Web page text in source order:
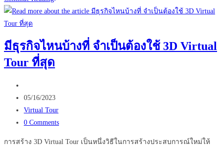
Events
ธุรกิจ
ของ
หรือ
ไม่
มีธุรกิจไหนบ้างที่ จำเป็นต้องใช้ 3D Virtual
Tour ที่สุด
author:
Post
published:
05/16/2023
Post
category:
Virtual Tour
Post
0 Comments
การสร้าง 3D Virtual Tour เป็นหนึ่งวิธีในการสร้างประสบการณ์ใหม่ให้